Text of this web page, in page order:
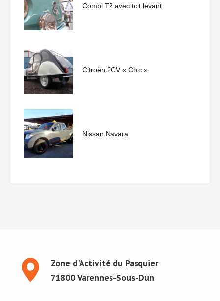
Combi T2 avec toit levant
Citroën 2CV « Chic »
Nissan Navara
Zone d'Activité du Pasquier
71800 Varennes-Sous-Dun